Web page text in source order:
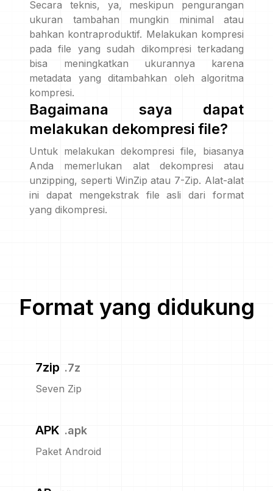
Secara teknis, ya, meskipun pengurangan
ukuran tambahan mungkin minimal atau
bahkan kontraproduktif. Melakukan kompresi
pada file yang sudah dikompresi terkadang
bisa meningkatkan ukurannya karena
metadata yang ditambahkan oleh algoritma
kompresi.
Bagaimana saya dapat
melakukan dekompresi file?
Untuk melakukan dekompresi file, biasanya
Anda memerlukan alat dekompresi atau
unzipping, seperti WinZip atau 7-Zip. Alat-alat
ini dapat mengekstrak file asli dari format
yang dikompresi.
Format yang didukung
7zip .7z
Seven Zip
APK .apk
Paket Android